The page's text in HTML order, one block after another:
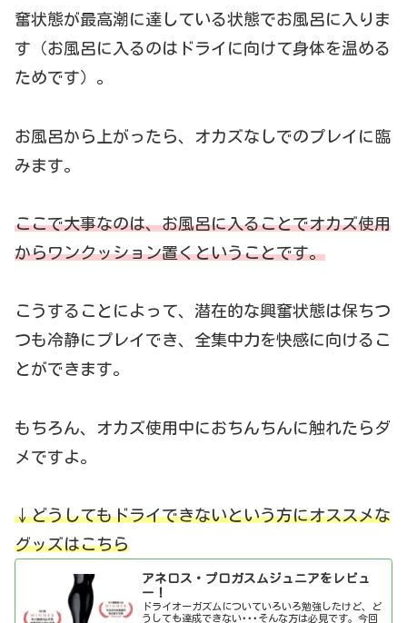
奮状態が最高潮に達している状態でお風呂に入りま
す（お風呂に入るのはドライに向けて身体を温める
ためです）。
お風呂から上がったら、オカズなしでのプレイに臨
みます。
ここで大事なのは、お風呂に入ることでオカズ使用
からワンクッション置くということです。
こうすることによって、潜在的な興奮状態は保ちつ
つも冷静にプレイでき、全集中力を快感に向けるこ
とができます。
もちろん、オカズ使用中におちんちんに触れたらダ
メですよ。
↓どうしてもドライできないという方にオススメな
グッズはこちら
アネロス・プロガスムジュニアをレビュ
ー！
ドライオーガズムについていろいろ勉強したけど、ど
うしても達成できない･･･そんな方は必見です。今回